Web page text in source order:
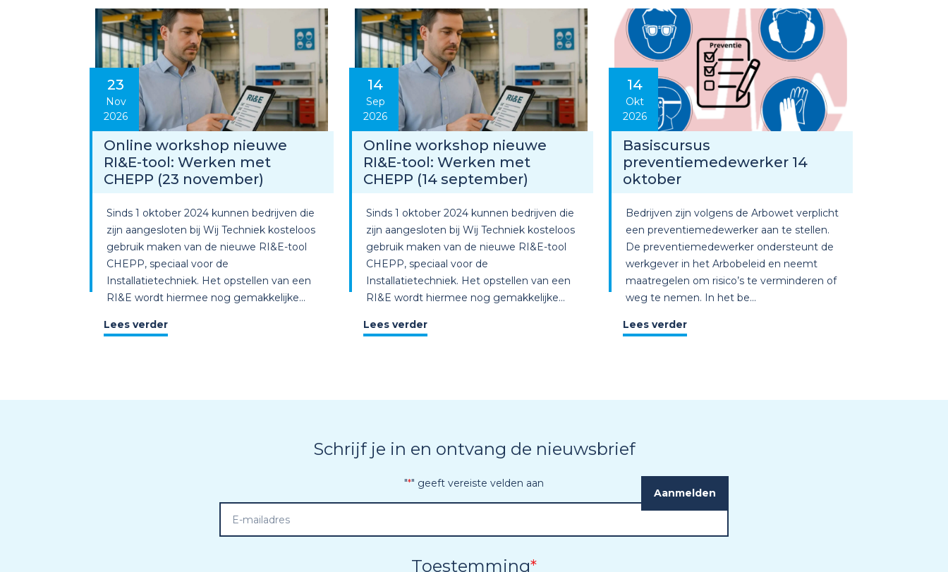
23
Nov
2026
Online workshop nieuwe
RI&E-tool: Werken met
CHEPP (23 november)
Sinds 1 oktober 2024 kunnen bedrijven die
zijn aangesloten bij Wij Techniek kosteloos
gebruik maken van de nieuwe RI&E-tool
CHEPP, speciaal voor de
Installatietechniek. Het opstellen van een
RI&E wordt hiermee nog gemakkelijke...
Lees verder
14
Sep
2026
Online workshop nieuwe
RI&E-tool: Werken met
CHEPP (14 september)
Sinds 1 oktober 2024 kunnen bedrijven die
zijn aangesloten bij Wij Techniek kosteloos
gebruik maken van de nieuwe RI&E-tool
CHEPP, speciaal voor de
Installatietechniek. Het opstellen van een
RI&E wordt hiermee nog gemakkelijke...
Lees verder
14
Okt
2026
Basiscursus
preventiemedewerker 14
oktober
Bedrijven zijn volgens de Arbowet verplicht
een preventiemedewerker aan te stellen.
De preventiemedewerker ondersteunt de
werkgever in het Arbobeleid en neemt
maatregelen om risico’s te verminderen of
weg te nemen. In het be...
Lees verder
Schrijf je in en ontvang de nieuwsbrief
"*" geeft vereiste velden aan
Toestemming*